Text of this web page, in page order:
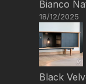
Bianco
18/12/2025
Black